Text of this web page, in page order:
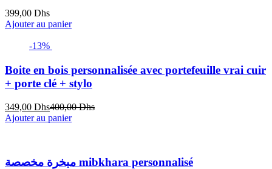
399,00 Dhs
Ajouter au panier
-13%
Boite en bois personnalisée avec portefeuille vrai cuir
+ porte clé + stylo
349,00 DhsLe
prix
400,00DhsLe
Ajouter au panier
مبخرة مخصصة mibkhara personnalisé